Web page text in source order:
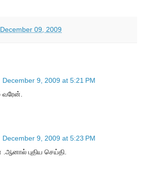
09, 2009
December 9, 2009 at 5:21 PM
வரேன்.
December 9, 2009 at 5:23 PM
புதிய செய்தி.